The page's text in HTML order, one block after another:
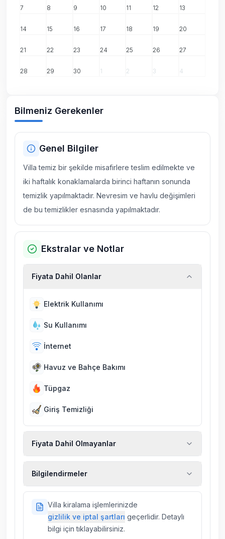
7 8 9 10 11 12 13
14 15 16 17 18 19 20
21 22 23 24 25 26 27
28 29 30 1 2 3 4
Bilmeniz Gerekenler
Genel Bilgiler
Villa temiz bir şekilde misafirlere teslim edilmekte ve
iki haftalık konaklamalarda birinci haftanın sonunda
temizlik yapılmaktadır. Nevresim ve havlu değişimleri
de bu temizlikler esnasında yapılmaktadır.
Ekstralar ve Notlar
Fiyata Dahil Olanlar
Elektrik Kullanımı
Su Kullanımı
İnternet
Havuz ve Bahçe Bakımı
Tüpgaz
Giriş Temizliği
Fiyata Dahil Olmayanlar
sigortaları fiyatlara dahil değildir.
Bilgilendirmeler
villalarımızda düzenli olarak ilaçlama
yapılmaktadır. Buna rağmen çevrede
kelebek, böcek, sinek vs. bulunma ihtimali
Villa kiralama işlemlerinizde
gizlilik ve iptal şartları geçerlidir. Detaylı
bilgi için tıklayabilirsiniz.